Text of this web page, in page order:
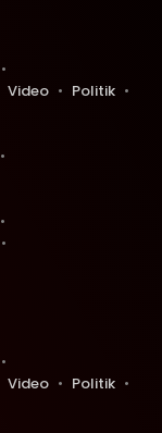
Video
Politik
Video
Politik